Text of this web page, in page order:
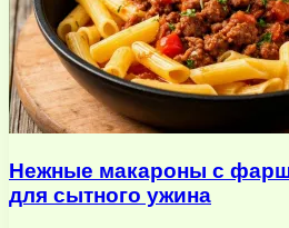
Нежные макароны с
для сытного ужина